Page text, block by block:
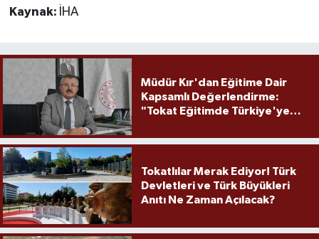
Kaynak: İHA
Müdür Kır'dan Eğitime Dair
Kapsamlı Değerlendirme:
"Tokat Eğitimde Türkiye'ye
Tokatlılar Merak Ediyor! Türk
Devletleri ve Türk Büyükleri
Anıtı Ne Zaman Açılacak?